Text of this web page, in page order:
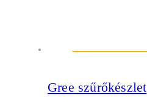
Gree szűrőkészlet